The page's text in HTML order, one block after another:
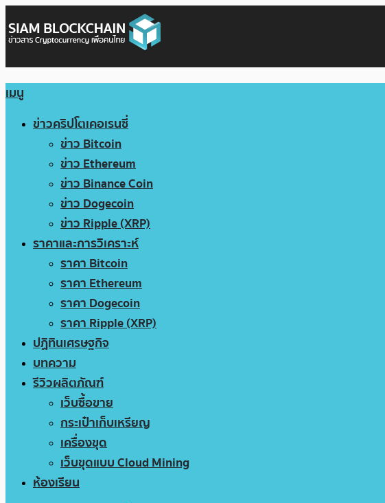
เมนู
ข่าวคริปโตเคอเรนซี่
ข่าว Bitcoin
ข่าว Ethereum
ข่าว Binance Coin
ข่าว Dogecoin
ข่าว Ripple (XRP)
ราคาและการวิเคราะห์
ราคา Bitcoin
ราคา Ethereum
ราคา Dogecoin
ราคา Ripple (XRP)
ปฏิทินเศรษฐกิจ
บทความ
รีวิวผลิตภัณฑ์
เว็บซื้อขาย
กระเป๋าเก็บเหรียญ
เครื่องขุด
เว็บขุดแบบ Cloud Mining
ห้องเรียน